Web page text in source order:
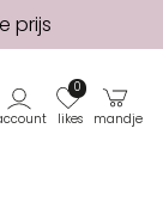
prijs
ons aan!
likes
0
mandje